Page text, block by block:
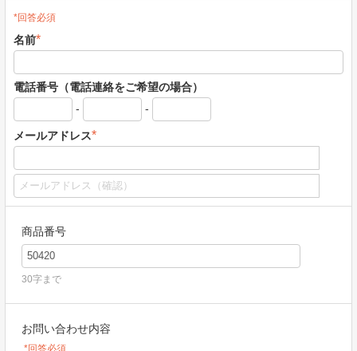
*回答必須
名前*
電話番号（電話連絡をご希望の場合）
-
-
メールアドレス*
商品番号
30字まで
お問い合わせ内容
*回答必須